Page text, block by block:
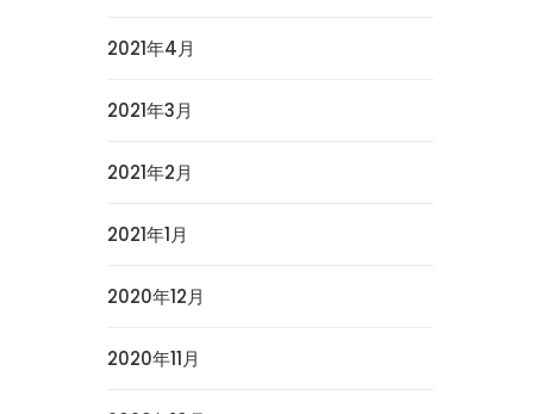
2021年4月
2021年3月
2021年2月
2021年1月
2020年12月
2020年11月